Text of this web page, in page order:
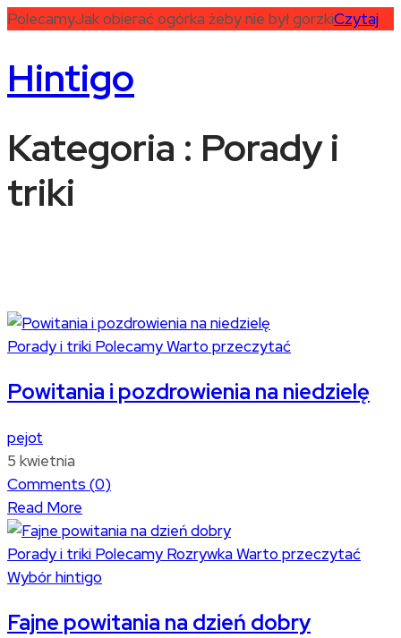
PolecamyJak obierać ogórka żeby nie był gorzkiCzytaj
Hintigo
Kategoria : Porady i
triki
Porady i triki PolecamyWarto przeczytać
Powitania i pozdrowienia na niedzielę
pejot
5 kwietnia
Comments (0)
Read More
Porady i triki Polecamy RozrywkaWarto przeczytać
Wybór hintigo
Fajne powitania na dzień dobry